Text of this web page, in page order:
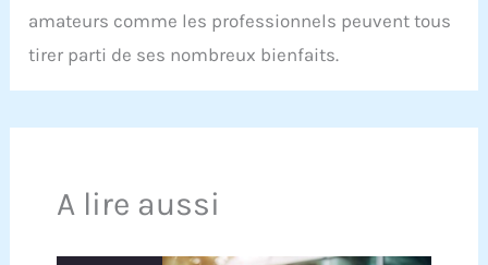
flexibilité, Très léger et flexible, Léger et
compressible pour un rangement facile, pratique
pour les loisirs ou toute autre activité sportive.
sécurité dans les environnements aquatiques ou
emploi sur la plage ou sur les rochers.
amateurs comme les professionnels peuvent tous
tirer parti de ses nombreux bienfaits.
A lire aussi